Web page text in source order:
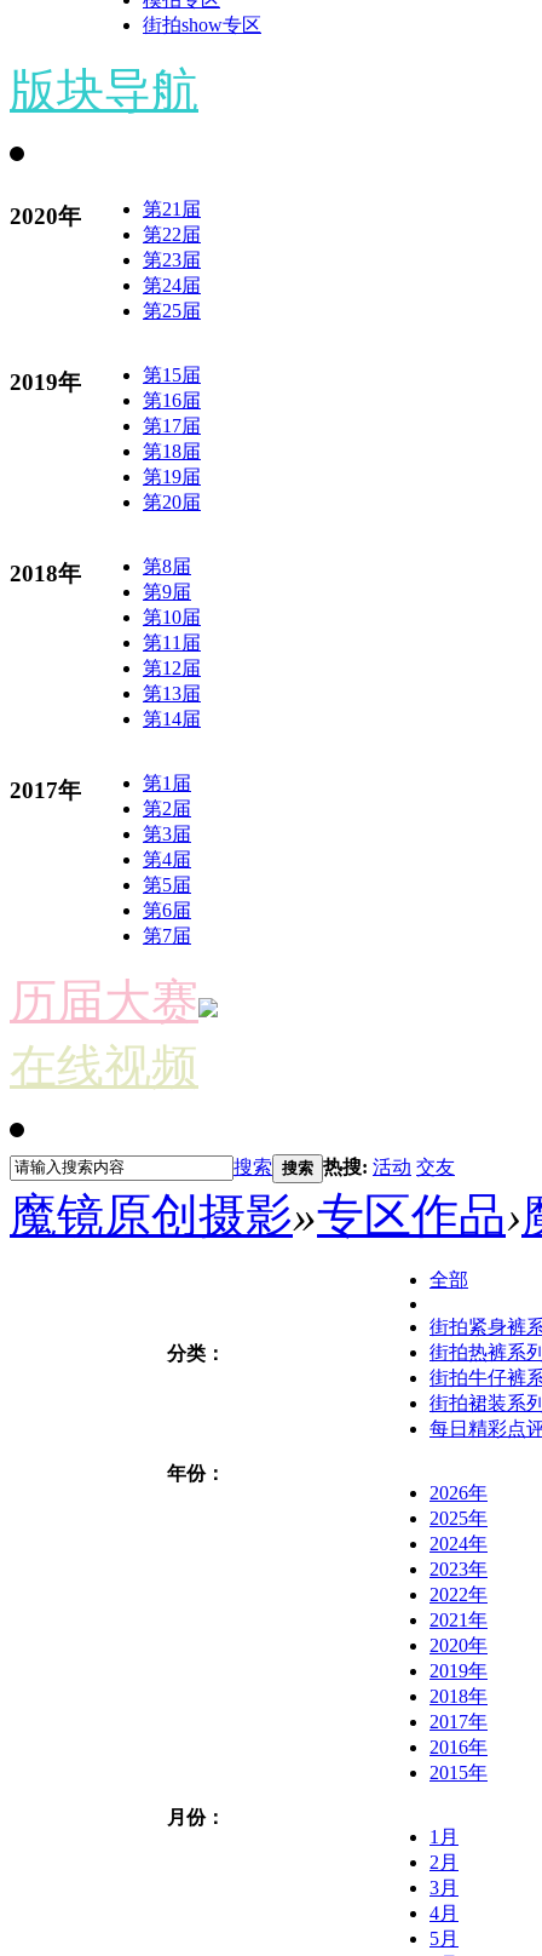
街拍show专区
版块导航
2020年
第21届
第22届
第23届
第24届
第25届
2019年
第15届
第16届
第17届
第18届
第19届
第20届
2018年
第8届
第9届
第10届
第11届
第12届
第13届
第14届
2017年
第1届
第2届
第3届
第4届
第5届
第6届
第7届
历届大赛
在线视频
搜索 搜索 热搜: 活动 交友
魔镜原创摄影»专区作品›
分类：
全部
街拍紧身裤
街拍热裤系
街拍牛仔裤
街拍裙装系
每日精彩点
年份：
2026年
2025年
2024年
2023年
2022年
2021年
2020年
2019年
2018年
2017年
2016年
2015年
月份：
1月
2月
3月
4月
5月